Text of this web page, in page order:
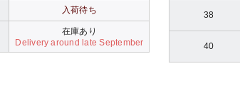
入荷待ち
在庫あり
Delivery around late September
38
40